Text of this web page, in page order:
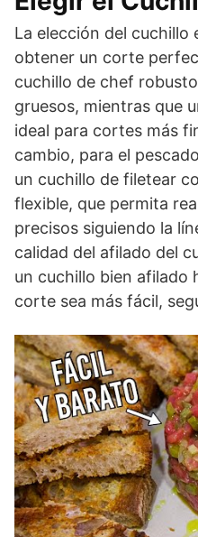
La elección del cuchillo
obtener un corte
cuchillo de chef
gruesos, mientras que
ideal para cortes más
cambio, para el
un cuchillo de filetear
flexible, que permita
precisos siguiendo la
calidad del afilado del
un cuchillo bien afilado
corte sea más fácil,